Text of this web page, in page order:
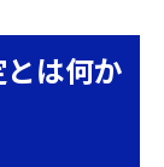
は何か